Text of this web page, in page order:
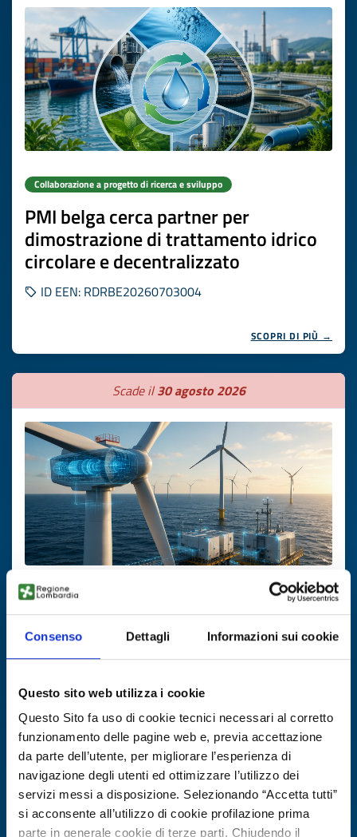
Consenso Dettagli Informazioni sui cookie
Questo sito web utilizza i cookie
Questo Sito fa uso di cookie tecnici necessari al corretto
funzionamento delle pagine web e, previa accettazione
da parte dell’utente, per migliorare l’esperienza di
navigazione degli utenti ed ottimizzare l’utilizzo dei
servizi messi a disposizione. Selezionando “Accetta tutti”
si acconsente all’utilizzo di cookie profilazione prima
parte in generale cookie di terze parti. Chiudendo il
Collaborazione a progetto di ricerca e sviluppo
PMI belga cerca partner per
dimostrazione di trattamento idrico
circolare e decentralizzato
ID EEN: RDRBE20260703004
SCOPRI DI PIÙ →
Scade il30 agosto 2026
Collaborazione a progetto di ricerca e sviluppo
PMI lettone cerca partner per sistemi
eolici modulari smart
ID EEN: RDRLV20260716012
Scade il25 agosto 2026